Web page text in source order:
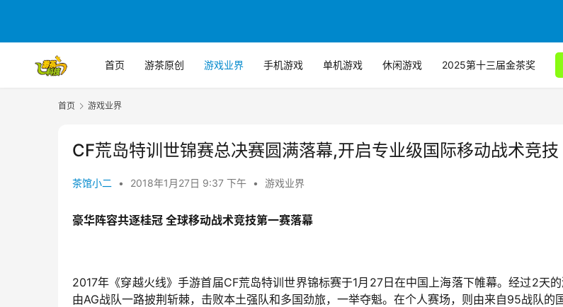
首页 游茶原创 游戏业界 手机游戏 单机游戏 休闲游戏 2025第十三届金茶奖
首页 游戏业界
CF荒岛特训世锦赛总决赛圆满落幕,开启专业级国际移动战术竞技
茶馆小二 • 2018年1月27日 9:37 下午 • 游戏业界
豪华阵容共逐桂冠 全球移动战术竞技第一赛落幕
2017年《穿越火线》手游首届CF荒岛特训世界锦标赛于1月27日在中国上海落下帷幕。经过2天的
由AG战队一路披荆斩棘，击败本土强队和多国劲旅，一举夺魁。在个人赛场，则由来自95战队的